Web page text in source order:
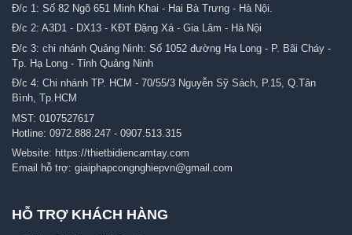
Đ/c 1: Số 82 Ngõ 651 Minh Khai - Hai Bà Trưng - Hà Nội.
Đ/c 2: A3D1 - DX13 - KĐT Đặng Xá - Gia Lâm - Hà Nội
Đ/c 3: chi nhánh Quảng Ninh: Số 1052 đường Hạ Long - P. Bãi Cháy -
Tp. Hạ Long - Tỉnh Quảng Ninh
Đ/c 4: Chi nhánh TP. HCM - 70/55/3 Nguyễn Sỹ Sách, P.15, Q.Tân
Bình, Tp.HCM
MST: 0107527617
Hotline: 0972.888.247 - 0907.513.315
Website: https://thietbidiencamtay.com
Email hỗ trợ: giaiphapcongnghiepvn@gmail.com
HỖ TRỢ KHÁCH HÀNG